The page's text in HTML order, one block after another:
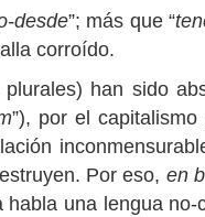
desde”; más que “
corroído.
plurales) han sido
”), por el
Por eso, en
una lengua